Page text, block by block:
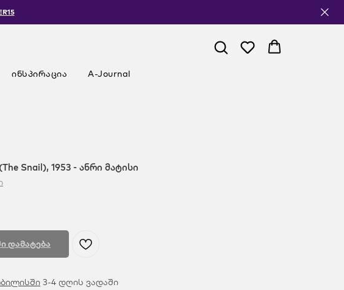
ინსპირაცია A-Journal
Snail), 1953 - ანრი მატისი
დამატება
3-4 დღის ვადაში